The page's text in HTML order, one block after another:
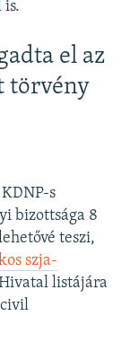
is.
el az
törvény
s
bizottsága 8
teszi,
szja-
listájára